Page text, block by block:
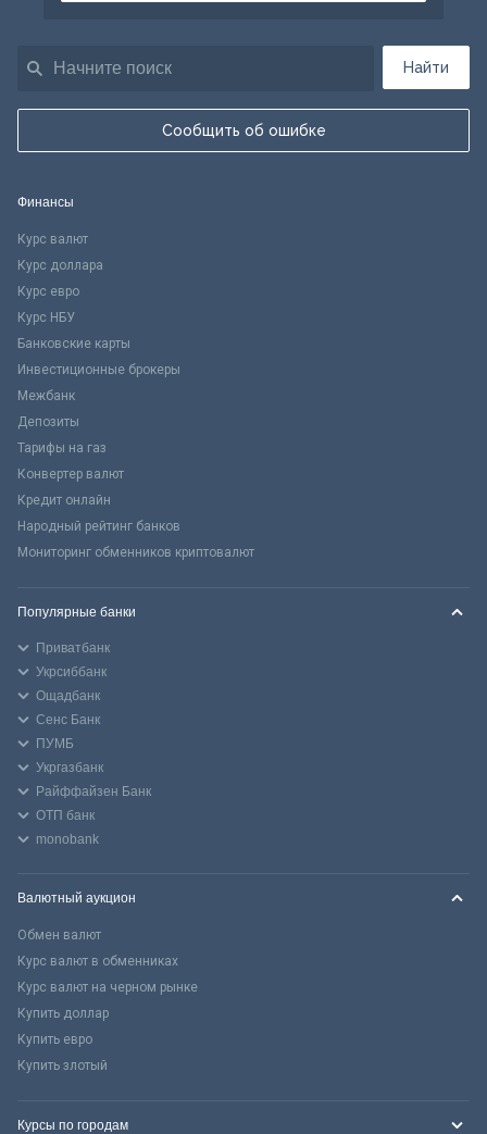
Найти
Сообщить об ошибке
Финансы
Курс валют
Курс доллара
Курс евро
Курс НБУ
Банковские карты
Инвестиционные брокеры
Межбанк
Депозиты
Тарифы на газ
Конвертер валют
Кредит онлайн
Народный рейтинг банков
Мониторинг обменников криптовалют
Популярные банки
Приватбанк
Укрсиббанк
Ощадбанк
Сенс Банк
ПУМБ
Укргазбанк
Райффайзен Банк
ОТП банк
monobank
Валютный аукцион
Обмен валют
Курс валют в обменниках
Курс валют на черном рынке
Купить доллар
Купить евро
Купить злотый
Курсы по городам